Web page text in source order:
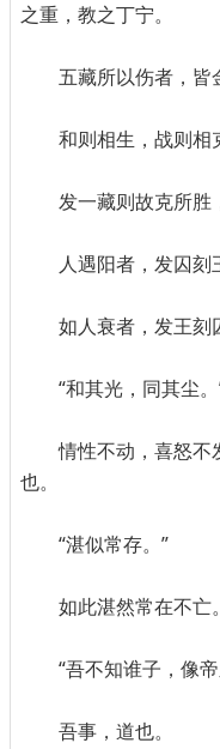
之重，教之丁宁。
五藏所以伤者，皆
和则相生，战则相
发一藏则故克所胜
人遇阳者，发囚刻
如人衰者，发王刻
“和其光，同其尘
情性不动，喜怒不
也。
“湛似常存。”
如此湛然常在不亡。
“吾不知谁子，像
吾事，道也。